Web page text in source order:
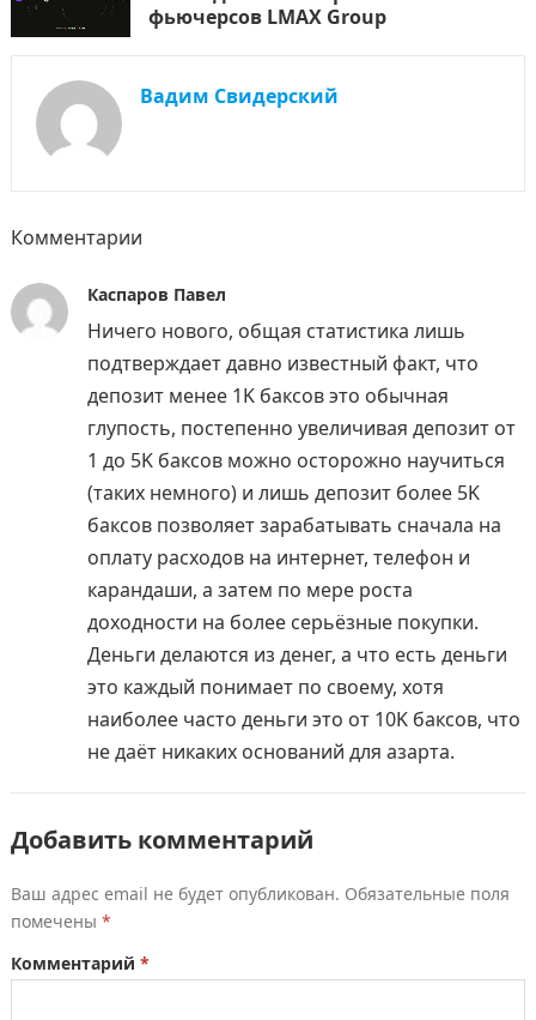
фьючерсов LMAX Group
Вадим Свидерский
Комментарии
Каспаров Павел
Ничего нового, общая статистика лишь
подтверждает давно известный факт, что
депозит менее 1K баксов это обычная
глупость, постепенно увеличивая депозит от
1 до 5K баксов можно осторожно научиться
(таких немного) и лишь депозит более 5K
баксов позволяет зарабатывать сначала на
оплату расходов на интернет, телефон и
карандаши, а затем по мере роста
доходности на более серьёзные покупки.
Деньги делаются из денег, а что есть деньги
это каждый понимает по своему, хотя
наиболее часто деньги это от 10K баксов, что
не даёт никаких оснований для азарта.
Добавить комментарий
Ваш адрес email не будет опубликован. Обязательные поля
помечены *
Комментарий *